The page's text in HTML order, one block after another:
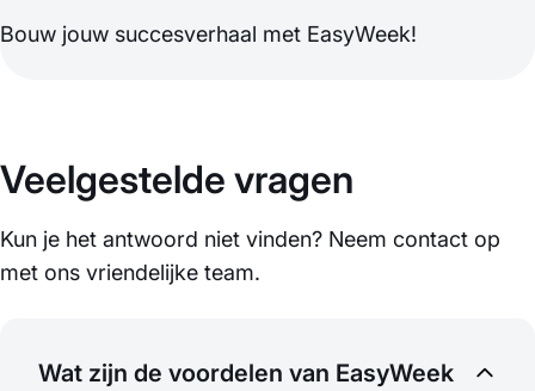
Bouw jouw succesverhaal met EasyWeek!
Veelgestelde vragen
Kun je het antwoord niet vinden? Neem contact op
met ons vriendelijke team.
Wat zijn de voordelen van EasyWeek